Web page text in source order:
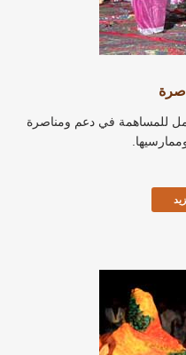
للمساهمة في دعم ومناصرة